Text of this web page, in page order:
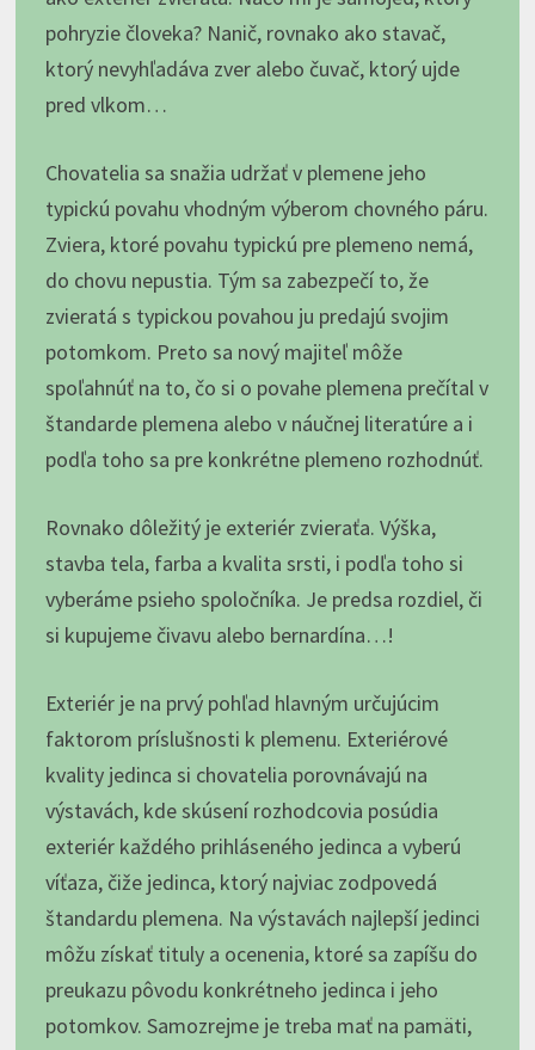
pohryzie človeka? Nanič, rovnako ako stavač,
ktorý nevyhľadáva zver alebo čuvač, ktorý ujde
pred vlkom…
Chovatelia sa snažia udržať v plemene jeho
typickú povahu vhodným výberom chovného páru.
Zviera, ktoré povahu typickú pre plemeno nemá,
do chovu nepustia. Tým sa zabezpečí to, že
zvieratá s typickou povahou ju predajú svojim
potomkom. Preto sa nový majiteľ môže
spoľahnúť na to, čo si o povahe plemena prečítal v
štandarde plemena alebo v náučnej literatúre a i
podľa toho sa pre konkrétne plemeno rozhodnúť.
Rovnako dôležitý je exteriér zvieraťa. Výška,
stavba tela, farba a kvalita srsti, i podľa toho si
vyberáme psieho spoločníka. Je predsa rozdiel, či
si kupujeme čivavu alebo bernardína…!
Exteriér je na prvý pohľad hlavným určujúcim
faktorom príslušnosti k plemenu. Exteriérové
kvality jedinca si chovatelia porovnávajú na
výstavách, kde skúsení rozhodcovia posúdia
exteriér každého prihláseného jedinca a vyberú
víťaza, čiže jedinca, ktorý najviac zodpovedá
štandardu plemena. Na výstavách najlepší jedinci
môžu získať tituly a ocenenia, ktoré sa zapíšu do
preukazu pôvodu konkrétneho jedinca i jeho
potomkov. Samozrejme je treba mať na pamäti,